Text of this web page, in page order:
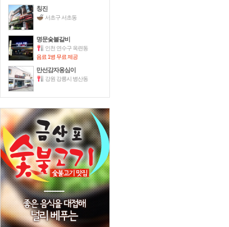
칭진
서초구 서초동
명문숯불갈비
인천 연수구 옥련동
음료 1병 무료 제공
만선감자옹심이
강원 강릉시 병산동